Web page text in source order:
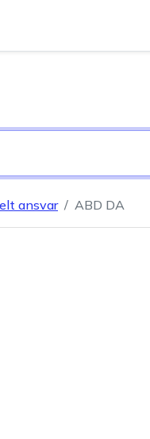
ansvar ABD DA